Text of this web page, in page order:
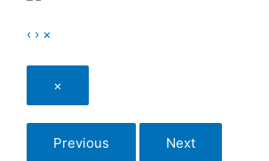
‹ › ×
×
Previous
Next